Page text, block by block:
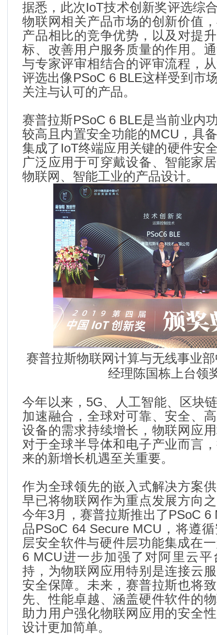
据悉，此次IoT技术创新奖评选综
物联网相关产品市场的创新价值
产品相比的竞争优势，以及对提
标、改善用户服务质量的作用。
与专家评审相结合的评审流程，
评选出像PSoC 6 BLE这样受到市
关注与认可的产品。
赛普拉斯PSoC 6 BLE是当前业内
较高且内置安全功能的MCU ，具
集成了 IoT终端应用关键的硬件安
广泛应用于可穿戴设备、智能家
物联网、智能工业的产品设计。
赛普拉斯物联网计算与无线事业
经理陈国栋上台领
今年以来， 5G、人工智能、区块
加速融合，全球对可靠、安全、
设备的需求持续增长，物联网应
对于全球半导体和电子产业而言
来的新增长机遇至关重要。
作为全球领先的嵌入式解决方案
早已将物联网作为重点发展方向
今年3月，赛普拉斯推出了 PSoC 6
品PSoC 64 Secure MCU ，将遵
层安全软件与硬件层功能集成在
6 MCU进一步加强了对阿里云
持，为物联网应用特别是连接云
安全保障。未来，赛普拉斯也将
先、性能卓越、涵盖硬件软件的
助力用户强化物联网应用的安全
设计更加简单。